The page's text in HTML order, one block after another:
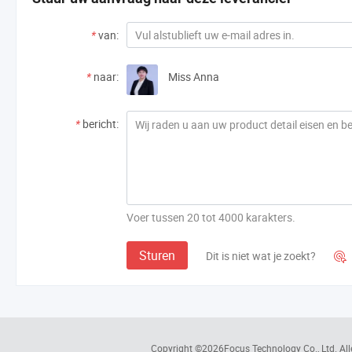
*van:
* naar: Miss Anna
* bericht:
Voer tussen 20 tot 4000 karakters.
Sturen Dit is niet wat je zoekt? 
Copyright ©2026Focus Technology Co., Ltd.